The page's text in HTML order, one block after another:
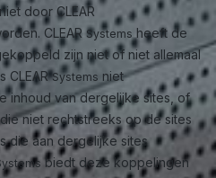
door CLEAR
CLEAR Systems heeft de
zijn niet of niet allemaal
CLEARSystems niet
inhoud van dergelijke sites, of
niet rechtstreeks op de sites
die aan dergelijke sites
biedt deze koppelingen